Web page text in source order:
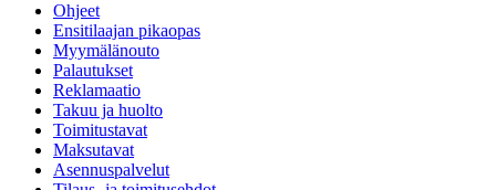
Ohjeet
Ensitilaajan pikaopas
Myymälänouto
Palautukset
Reklamaatio
Takuu ja huolto
Toimitustavat
Maksutavat
Asennuspalvelut